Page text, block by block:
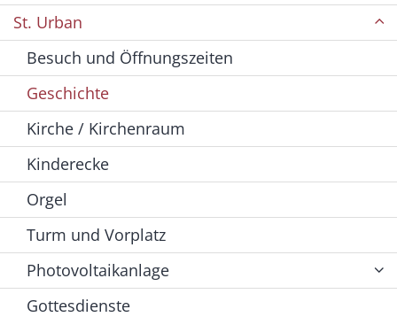
St. Urban
Besuch und Öffnungszeiten
Geschichte
Kirche / Kirchenraum
Kinderecke
Orgel
Turm und Vorplatz
Photovoltaikanlage
Gottesdienste